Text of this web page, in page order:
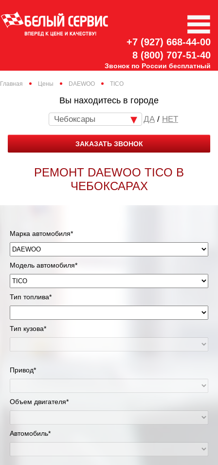
+7 (927) 668-44-00
8 (800) 707-51-40
Звонок по России бесплатный
Главная Цены DAEWOO TICO
Вы находитесь в городе
Чебоксары / НЕТ
ЗАКАЗАТЬ ЗВОНОК
РЕМОНТ DAEWOO TICO В
ЧЕБОКСАРАХ
Марка автомобиля*
Модель автомобиля*
Тип топлива*
Тип кузова*
Привод*
Объем двигателя*
Автомобиль*